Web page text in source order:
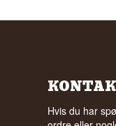
Hvis du har